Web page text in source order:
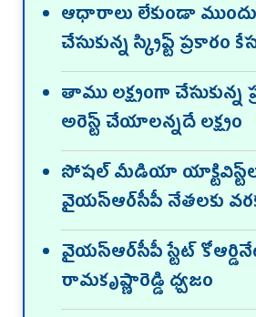
ఆధారాలు లేకుండా
చేసుకున్న స్క్రిప్ట్‌ ప్రకారం
తాము లక్ష్యంగా చేసుకున్న
అరెస్ట్ చేయాలన్నదే లక్ష్యం
సోషల్ మీడియా
వైయస్ఆర్‌సీపీ నేతలకు
వైయస్ఆర్‌సీపీ స్టేట్
రామకృష్ణారెడ్డి ధ్వజం